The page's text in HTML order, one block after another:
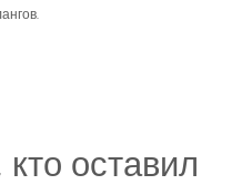
оставил